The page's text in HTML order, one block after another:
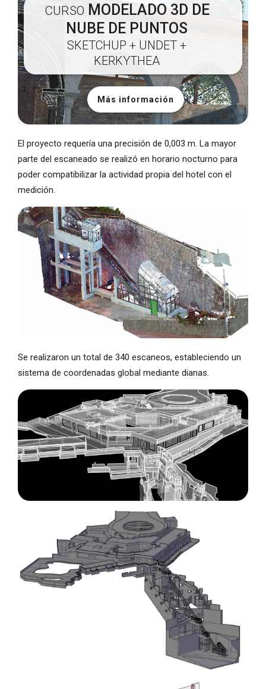
CURSO MODELADO 3D DE
NUBE DE PUNTOS
SKETCHUP + UNDET +
KERKYTHEA
Más información
El proyecto requería una precisión de 0,003 m. La mayor
parte del escaneado se realizó en horario nocturno para
poder compatibilizar la actividad propia del hotel con el
medición.
Se realizaron un total de 340 escaneos, estableciendo un
sistema de coordenadas global mediante dianas.